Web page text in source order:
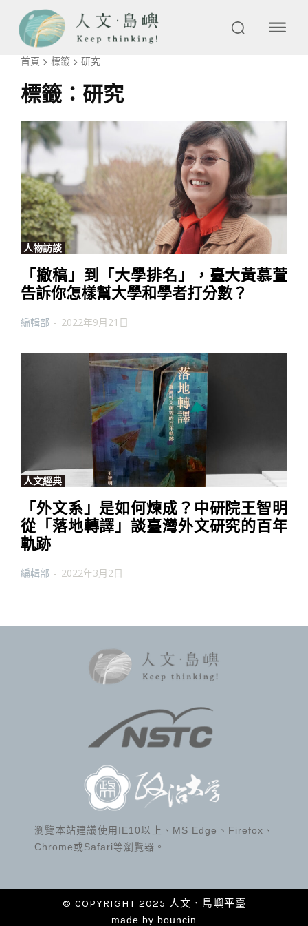
首頁 標籤 研究
標籤： 研究
人物訪談
「撤稿」到「大學排名」，臺大黃慕萱
告訴你怎樣幫大學和學者打分數？
編輯部 - 2022年9月21日
人文經典
「外文系」是如何煉成？中研院王智明
從「落地轉譯」談臺灣外文研究的百年
軌跡
編輯部 - 2022年3月2日
瀏覽本站建議使用IE10以上、MS Edge、Firefox、
Chrome或Safari等瀏覽器。
© COPYRIGHT 2025 人文．島嶼平臺
made by bouncin